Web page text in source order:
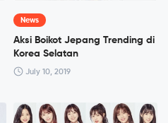
News
Aksi Boikot Jepang Trending di
Korea Selatan
July 10, 2019